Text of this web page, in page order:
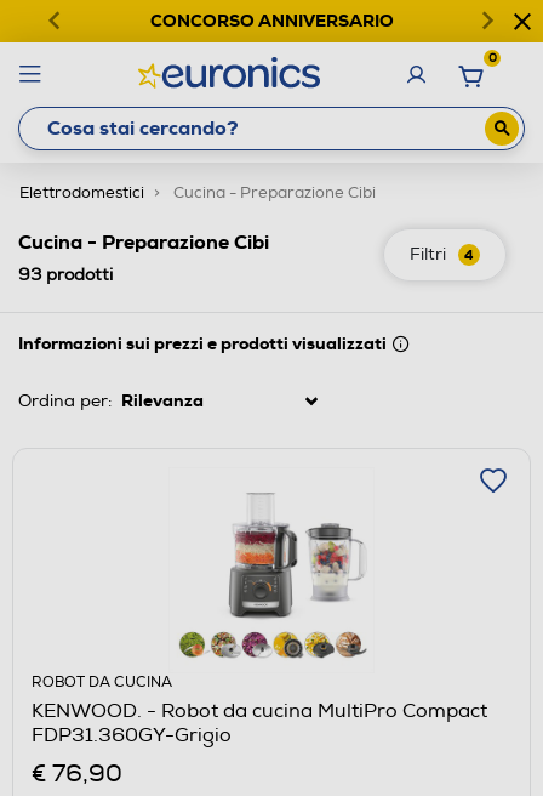
CONCORSO ANNIVERSARIO
0
Elettrodomestici Cucina - Preparazione Cibi
Filtri 4
Cucina - Preparazione Cibi
93prodotti
Informazioni sui prezzi e prodotti visualizzati
Ordina per:
ROBOT DA CUCINA
KENWOOD. - Robot da cucina MultiPro Compact
FDP31.360GY-Grigio
€ 76,90